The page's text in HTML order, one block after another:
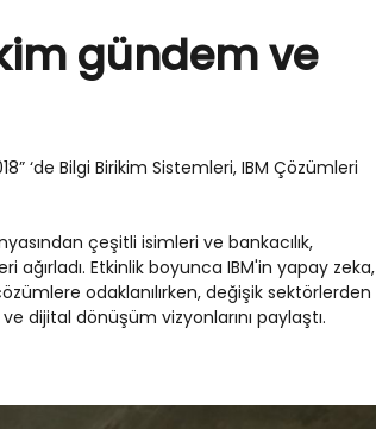
gündem ve
‘de Bilgi Birikim Sistemleri, IBM Çözümleri
çeşitli isimleri ve bankacılık,
Etkinlik boyunca IBM'in yapay zeka,
odaklanılırken, değişik sektörlerden
dijital dönüşüm vizyonlarını paylaştı.